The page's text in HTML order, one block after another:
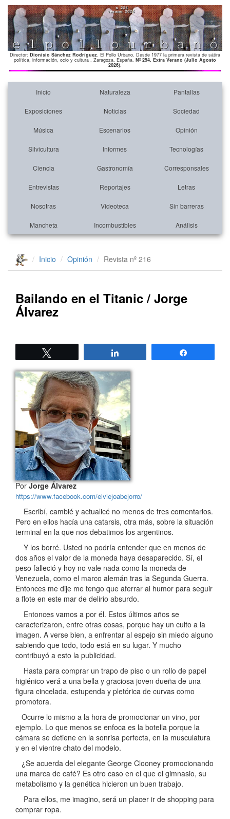
Director: Dionisio Sánchez Rodríguez. El Pollo Urbano. Desde 1977 la primera revista de sátira
política, información, ocio y cultura . Zaragoza. España. Nº 254. Extra Verano (Julio Agosto
2026).
Inicio Naturaleza Pantallas
Exposiciones Noticias Sociedad
Música Escenarios Opinión
Silvicultura Informes Tecnologías
Ciencia Gastronomía Corresponsales
Entrevistas Reportajes Letras
Nosotras Videoteca Sin barreras
Mancheta Incombustibles Análisis
Inicio Opinión Revista nº 216
Bailando en el Titanic / Jorge
Álvarez
PorJorge Álvarez
https://www.facebook.com/elviejoabejorro/
Escribí, cambié y actualicé no menos de tres comentarios.
Pero en ellos hacía una catarsis, otra más, sobre la situación
terminal en la que nos debatimos los argentinos.
Y los borré. Usted no podría entender que en menos de
dos años el valor de la moneda haya desaparecido. Sí, el
peso falleció y hoy no vale nada como la moneda de
Venezuela, como el marco alemán tras la Segunda Guerra.
Entonces me dije me tengo que aferrar al humor para seguir
a flote en este mar de delirio absurdo.
Entonces vamos a por él. Estos últimos años se
caracterizaron, entre otras cosas, porque hay un culto a la
imagen. A verse bien, a enfrentar al espejo sin miedo alguno
sabiendo que todo, todo está en su lugar. Y mucho
contribuyó a esto la publicidad.
Hasta para comprar un trapo de piso o un rollo de papel
higiénico verá a una bella y graciosa joven dueña de una
figura cincelada, estupenda y pletórica de curvas como
promotora.
Ocurre lo mismo a la hora de promocionar un vino, por
ejemplo. Lo que menos se enfoca es la botella porque la
cámara se detiene en la sonrisa perfecta, en la musculatura
y en el vientre chato del modelo.
¿Se acuerda del elegante George Clooney promocionando
una marca de café? Es otro caso en el que el gimnasio, su
metabolismo y la genética hicieron un buen trabajo.
Para ellos, me imagino, será un placer ir de shopping para
comprar ropa.